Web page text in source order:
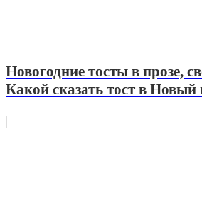
Новогодние тосты в прозе,
Какой сказать тост в Новый